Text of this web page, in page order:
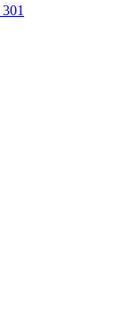
301